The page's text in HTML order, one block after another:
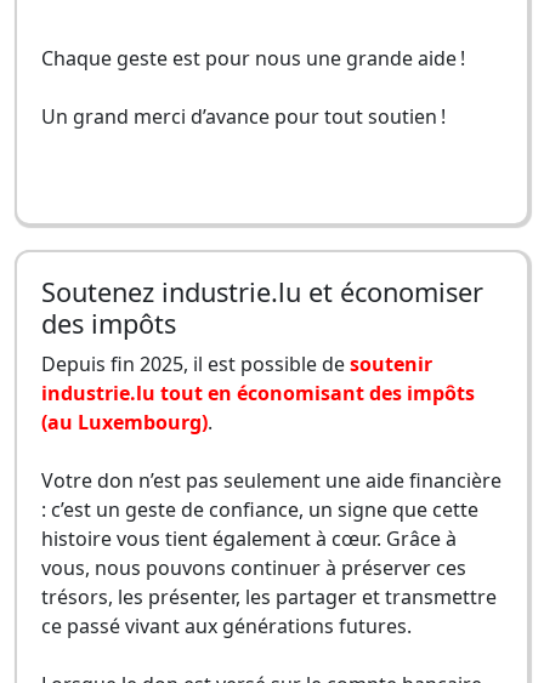
Chaque geste est pour nous une grande aide !
Un grand merci d’avance pour tout soutien !
Soutenez industrie.lu et économiser
des impôts
Depuis fin 2025, il est possible desoutenir
industrie.lu tout en économisant des impôts
(au Luxembourg).
Votre don n’est pas seulement une aide financière
: c’est un geste de confiance, un signe que cette
histoire vous tient également à cœur. Grâce à
vous, nous pouvons continuer à préserver ces
trésors, les présenter, les partager et transmettre
ce passé vivant aux générations futures.